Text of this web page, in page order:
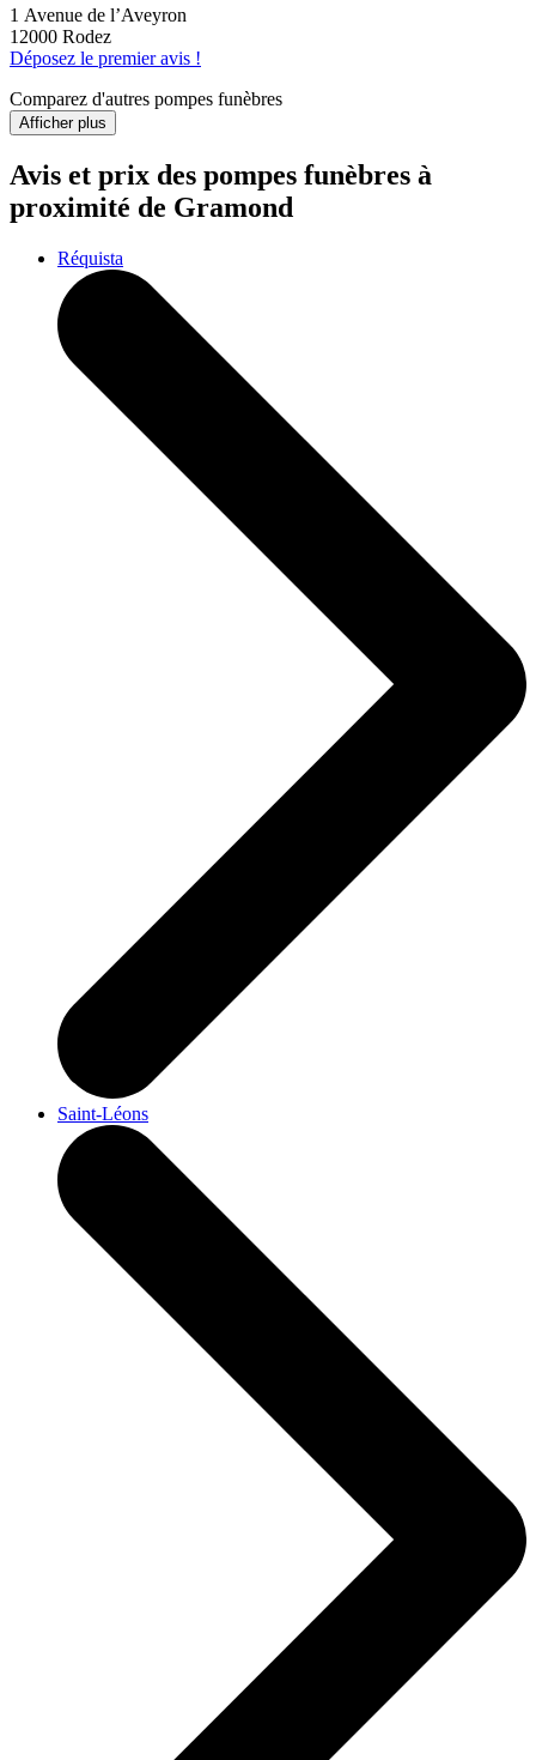
1 Avenue de l’Aveyron
12000 Rodez
Déposez le premier avis !
Comparez d'autres pompes funèbres
Afficher plus
Avis et prix des pompes funèbres à
proximité de Gramond
Réquista
Saint-Léons